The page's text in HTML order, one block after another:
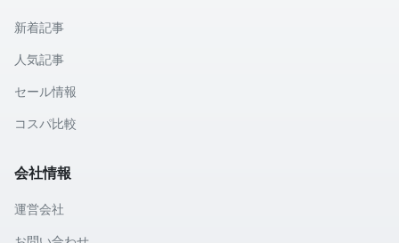
新着記事
人気記事
セール情報
コスパ比較
会社情報
運営会社